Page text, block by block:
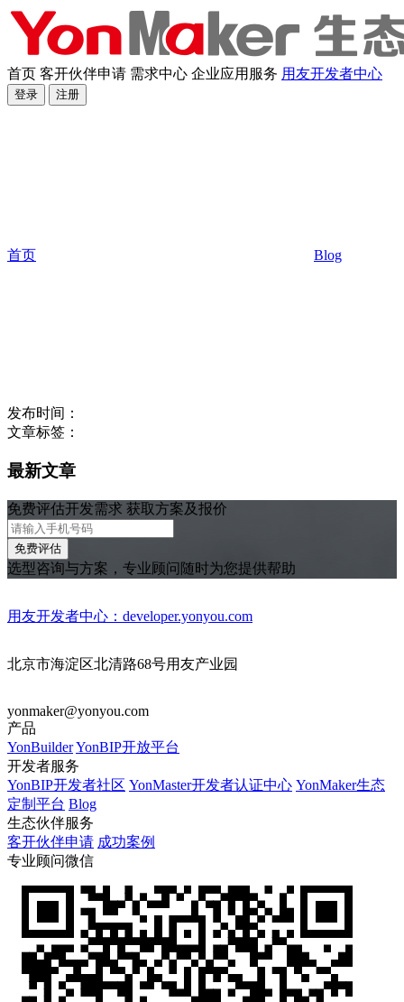
首页 客开伙伴申请 需求中心 企业应用服务 用友开发者中心
登录 注册
首页 Blog
发布时间：
文章标签：
最新文章
免费评估开发需求 获取方案及报价
免费评估
选型咨询与方案，专业顾问随时为您提供帮助
用友开发者中心：developer.yonyou.com
北京市海淀区北清路68号用友产业园
yonmaker@yonyou.com
产品
YonBuilderYonBIP开放平台
开发者服务
YonBIP开发者社区 YonMaster开发者认证中心 YonMaker生态
定制平台 Blog
生态伙伴服务
客开伙伴申请 成功案例
专业顾问微信